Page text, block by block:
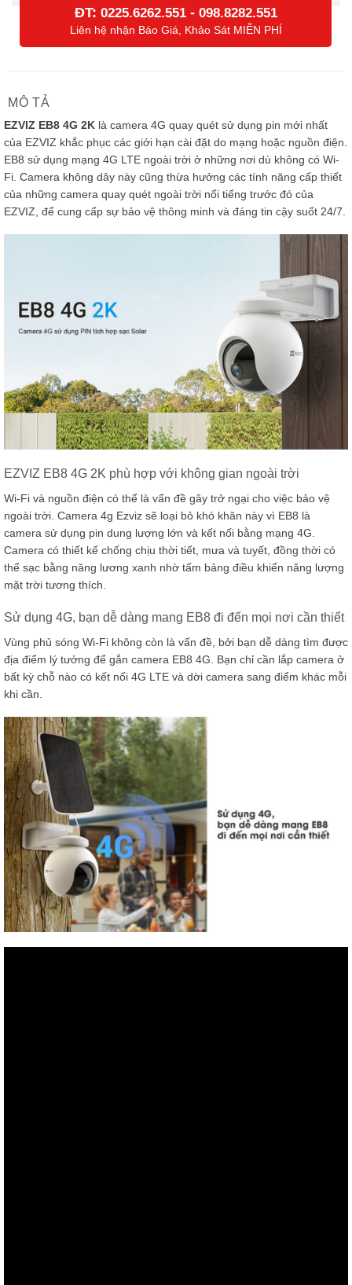
ĐT: 0225.6262.551 - 098.8282.551
Liên hệ nhận Báo Giá, Khảo Sát MIỄN PHÍ
MÔ TẢ
EZVIZ EB8 4G 2K là camera 4G quay quét sử dụng pin mới nhất
của EZVIZ khắc phục các giới hạn cài đặt do mạng hoặc nguồn điện.
EB8 sử dụng mạng 4G LTE ngoài trời ở những nơi dù không có Wi-
Fi. Camera không dây này cũng thừa hưởng các tính năng cấp thiết
của những camera quay quét ngoài trời nổi tiếng trước đó của
EZVIZ, để cung cấp sự bảo vệ thông minh và đáng tin cậy suốt 24/7.
EZVIZ EB8 4G 2K phù hợp với không gian ngoài trời
Wi-Fi và nguồn điện có thể là vấn đề gây trở ngại cho việc bảo vệ
ngoài trời. Camera 4g Ezviz sẽ loại bỏ khó khăn này vì EB8 là
camera sử dụng pin dung lượng lớn và kết nối bằng mạng 4G.
Camera có thiết kế chống chịu thời tiết, mưa và tuyết, đồng thời có
thể sạc bằng năng lương xanh nhờ tấm bảng điều khiển năng lượng
mặt trời tương thích.
Sử dụng 4G, bạn dễ dàng mang EB8 đi đến mọi nơi cần thiết
Vùng phủ sóng Wi-Fi không còn là vấn đề, bởi bạn dễ dàng tìm được
địa điểm lý tưởng để gắn camera EB8 4G. Bạn chỉ cần lắp camera ở
bất kỳ chỗ nào có kết nối 4G LTE và dời camera sang điểm khác mỗi
khi cần.